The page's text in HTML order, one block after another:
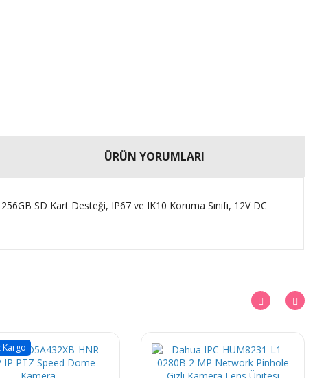
ÜRÜN YORUMLARI
SD Kart Desteği, IP67 ve IK10 Koruma Sınıfı, 12V DC
Kargo